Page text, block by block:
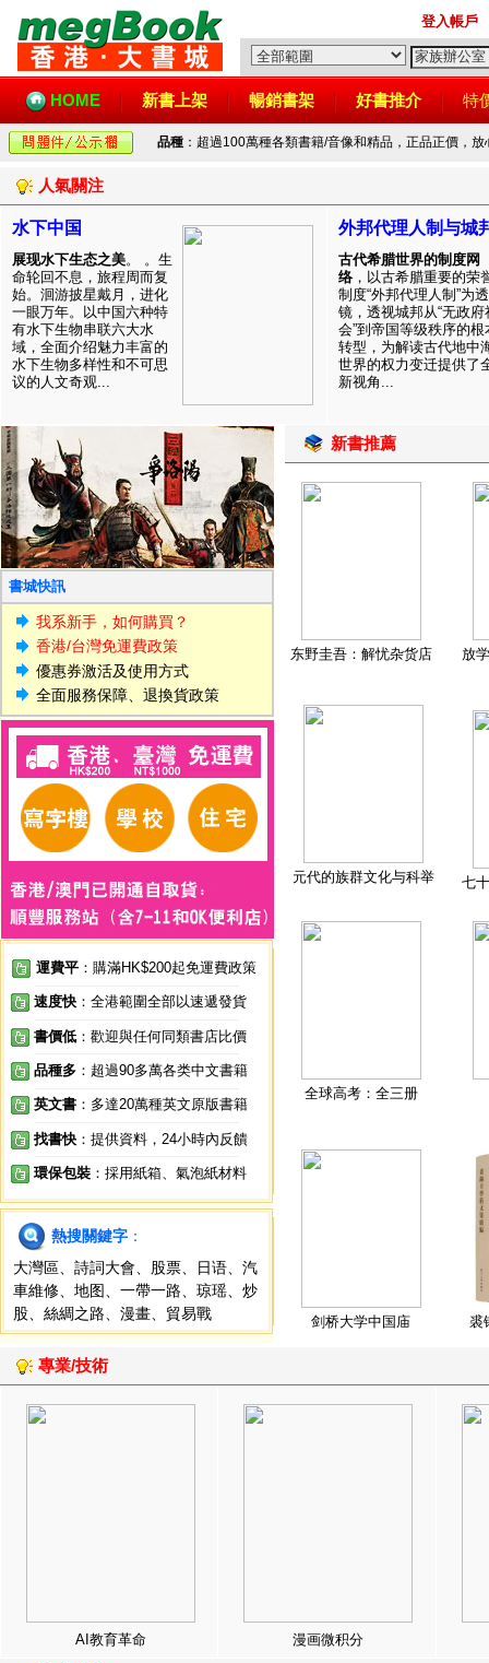
登入帳戶
HOME 新書上架 暢銷書架 好書推介 特
品種 ：超過100萬種各類書籍/音像和精品，正品正價，
人氣關注
水下中国
展现水下生态之美。 。生
命轮回不息，旅程周而复
始。洄游披星戴月，进化
一眼万年。以中国六种特
有水下生物串联六大水
域，全面介绍魅力丰富的
水下生物多样性和不可思
议的人文奇观...
外邦代理人制与城
古代希腊世界的制度网
络 ，以古希腊重要的荣
制度“外邦代理人制”为透
镜，透视城邦从“无政府
会”到帝国等级秩序的根
转型，为解读古代地中
世界的权力变迁提供了
新视角...
書城快訊
我系新手，如何購買？
香港/台灣免運費政策
優惠券激活及使用方式
全面服務保障、退換貨政策
運費平 ：購滿HK$200起免運費政策
速度快 ：全港範圍全部以速遞發貨
書價低 ：歡迎與任何同類書店比價
品種多 ：超過90多萬各类中文書籍
英文書 ：多達20萬種英文原版書籍
找書快 ：提供資料，24小時內反饋
環保包裝 ：採用紙箱、氣泡紙材料
熱搜關鍵字 ：
大灣區
詩詞大會 股票 日语
汽
車維修
地图 一帶一路 琼瑶
炒
股
絲綢之路 漫畫 貿易戰
新書推薦
东野圭吾：解忧杂货店 放
元代的族群文化与科举 七
全球高考：全三册
剑桥大学中国庙 裘
專業/技術
AI教育革命 漫画微积分